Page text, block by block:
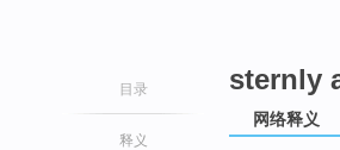
目录
释义
sternly
网络释义